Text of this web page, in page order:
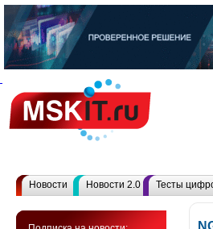
Новости Новости 2.0 Тесты